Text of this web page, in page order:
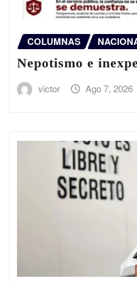
COLUMNAS
Nepotismo e
victor Ago 7, 2026